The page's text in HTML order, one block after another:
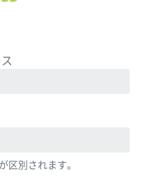
区別されます。